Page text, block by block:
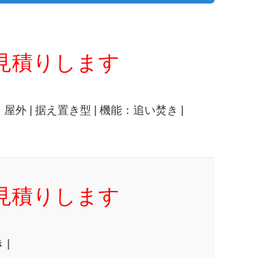
積りします
外 | 据え置き型 | 機能：追い焚き |
積りします